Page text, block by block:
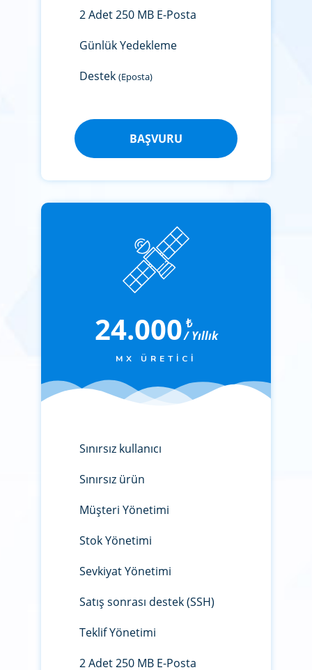
2 Adet 250 MB E-Posta
Günlük Yedekleme
Destek (Eposta)
BAŞVURU
24.000 ₺
/ Yıllık
MX ÜRETICI
Sınırsız kullanıcı
Sınırsız ürün
Müşteri Yönetimi
Stok Yönetimi
Sevkiyat Yönetimi
Satış sonrası destek (SSH)
Teklif Yönetimi
2 Adet 250 MB E-Posta